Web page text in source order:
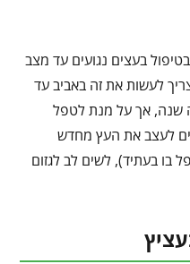
בטיפול בעצים נגועים עד מצב
לעשות את זה באביב עד
שנה, אך על מנת לטפל
לעצב את העץ מחדש
בו בעתיד), לשים לב לגזום